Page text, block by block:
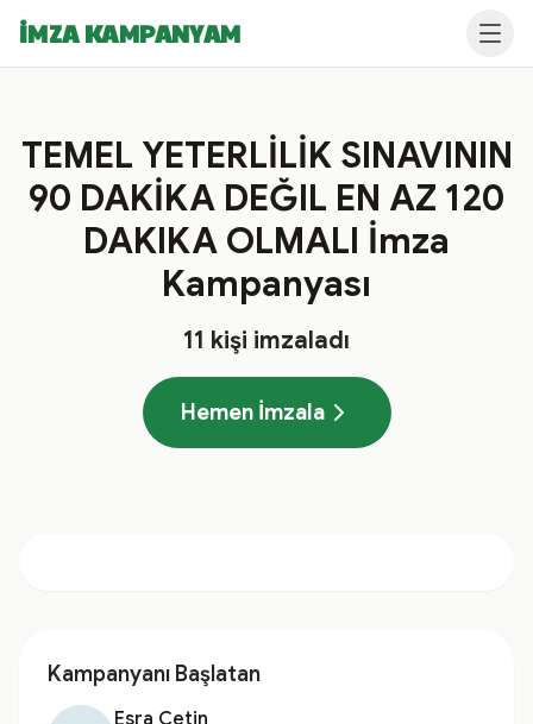
İMZA KAMPANYAM
TEMEL YETERLİLİK SINAVININ
90 DAKİKA DEĞIL EN AZ 120
DAKIKA OLMALI İmza
Kampanyası
11 kişi imzaladı
Hemen İmzala
Kampanyanı Başlatan
Esra Çetin